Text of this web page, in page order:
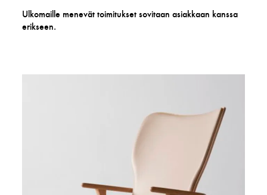
Ulkomaille menevät toimitukset sovitaan asiakkaan kanssa
erikseen.